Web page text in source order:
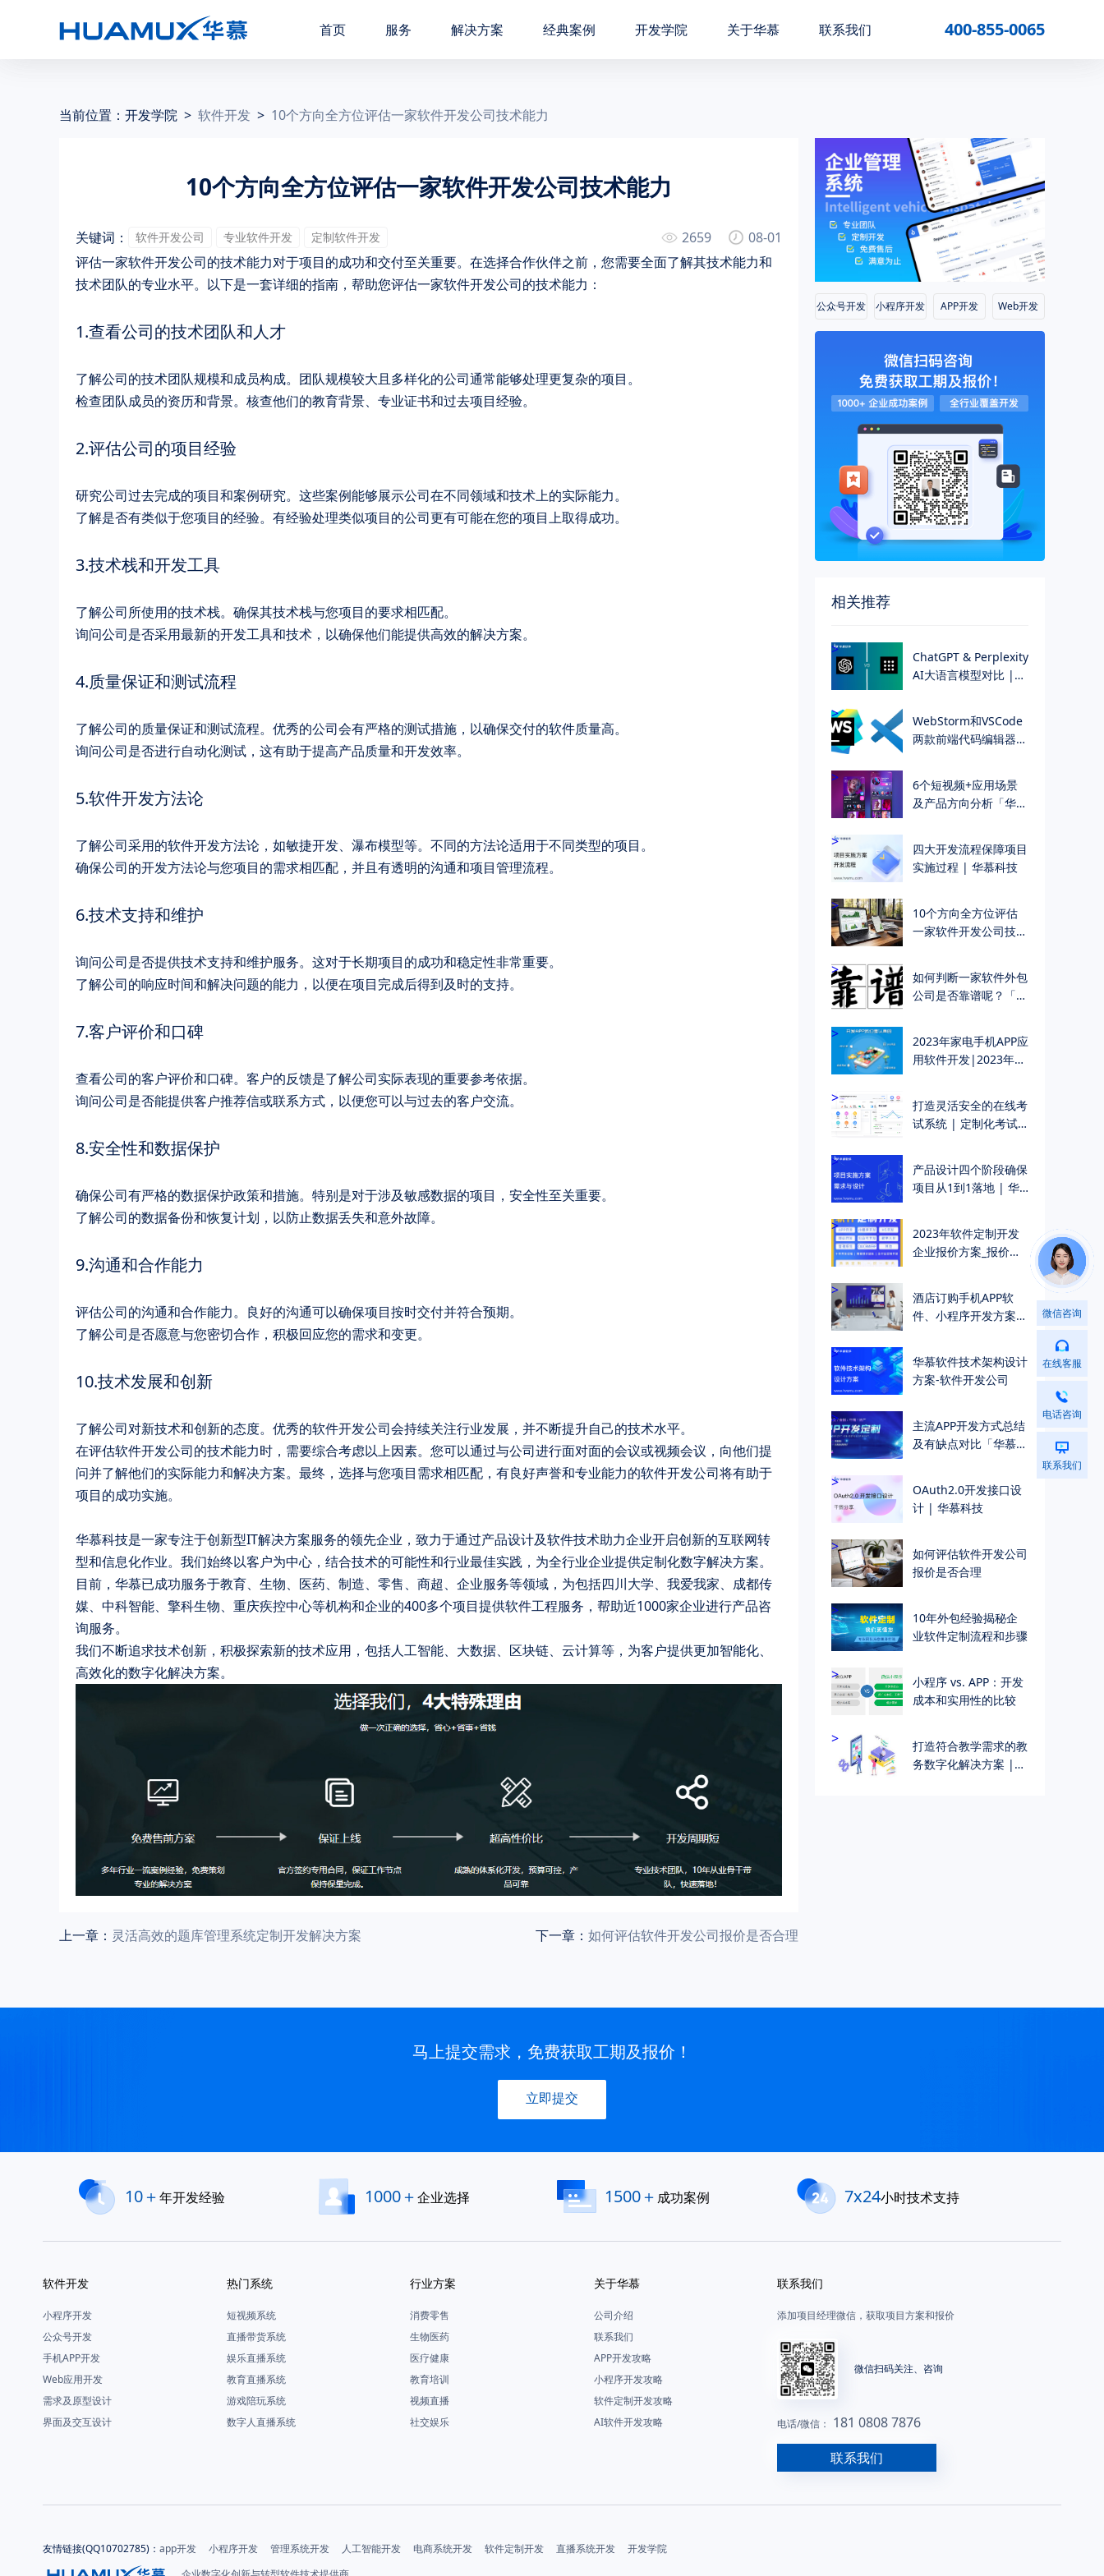
首页 服务 解决方案 经典案例 开发学院 关于华慕 联系我们 400-855-0065
当前位置： 开发学院 > 软件开发 > 10个方向全方位评估一家软件开发公司技术能力
10个方向全方位评估一家软件开发公司技术能力
关键词： 软件开发公司 专业软件开发 定制软件开发 2659
08-01
评估一家软件开发公司的技术能力对于项目的成功和交付至关重要。在选择合作伙伴之前，您需要全面了解其技术能力和
技术团队的专业水平。以下是一套详细的指南，帮助您评估一家软件开发公司的技术能力：
1.查看公司的技术团队和人才
了解公司的技术团队规模和成员构成。团队规模较大且多样化的公司通常能够处理更复杂的项目。
检查团队成员的资历和背景。核查他们的教育背景、专业证书和过去项目经验。
2.评估公司的项目经验
研究公司过去完成的项目和案例研究。这些案例能够展示公司在不同领域和技术上的实际能力。
了解是否有类似于您项目的经验。有经验处理类似项目的公司更有可能在您的项目上取得成功。
3.技术栈和开发工具
了解公司所使用的技术栈。确保其技术栈与您项目的要求相匹配。
询问公司是否采用最新的开发工具和技术，以确保他们能提供高效的解决方案。
4.质量保证和测试流程
了解公司的质量保证和测试流程。优秀的公司会有严格的测试措施，以确保交付的软件质量高。
询问公司是否进行自动化测试，这有助于提高产品质量和开发效率。
5.软件开发方法论
了解公司采用的软件开发方法论，如敏捷开发、瀑布模型等。不同的方法论适用于不同类型的项目。
确保公司的开发方法论与您项目的需求相匹配，并且有透明的沟通和项目管理流程。
6.技术支持和维护
询问公司是否提供技术支持和维护服务。这对于长期项目的成功和稳定性非常重要。
了解公司的响应时间和解决问题的能力，以便在项目完成后得到及时的支持。
7.客户评价和口碑
查看公司的客户评价和口碑。客户的反馈是了解公司实际表现的重要参考依据。
询问公司是否能提供客户推荐信或联系方式，以便您可以与过去的客户交流。
8.安全性和数据保护
确保公司有严格的数据保护政策和措施。特别是对于涉及敏感数据的项目，安全性至关重要。
了解公司的数据备份和恢复计划，以防止数据丢失和意外故障。
9.沟通和合作能力
评估公司的沟通和合作能力。良好的沟通可以确保项目按时交付并符合预期。
了解公司是否愿意与您密切合作，积极回应您的需求和变更。
10.技术发展和创新
了解公司对新技术和创新的态度。优秀的软件开发公司会持续关注行业发展，并不断提升自己的技术水平。
在评估软件开发公司的技术能力时，需要综合考虑以上因素。您可以通过与公司进行面对面的会议或视频会议，向他们提
问并了解他们的实际能力和解决方案。最终，选择与您项目需求相匹配，有良好声誉和专业能力的软件开发公司将有助于
项目的成功实施。
华慕科技是一家专注于创新型IT解决方案服务的领先企业，致力于通过产品设计及软件技术助力企业开启创新的互联网转
型和信息化作业。我们始终以客户为中心，结合技术的可能性和行业最佳实践，为全行业企业提供定制化数字解决方案。
目前，华慕已成功服务于教育、生物、医药、制造、零售、商超、企业服务等领域，为包括四川大学、我爱我家、成都传
媒、中科智能、擎科生物、重庆疾控中心等机构和企业的400多个项目提供软件工程服务，帮助近1000家企业进行产品咨
询服务。
我们不断追求技术创新，积极探索新的技术应用，包括人工智能、大数据、区块链、云计算等，为客户提供更加智能化、
高效化的数字化解决方案。
上一章： 灵活高效的题库管理系统定制开发解决方案 下一章： 如何评估软件开发公司报价是否合理
公众号开发 小程序开发 APP开发 Web开发
相关推荐
>
ChatGPT & Perplexity
AI大语言模型对比 |
>
WebStorm和VSCode
两款前端代码编辑器，
>
6个短视频+应用场景
及产品方向分析「华慕
>
四大开发流程保障项目
实施过程 | 华慕科技
>
10个方向全方位评估
一家软件开发公司技术
>
如何判断一家软件外包
公司是否靠谱呢？「华
>
2023年家电手机APP应
用软件开发|2023年家
>
打造灵活安全的在线考
试系统 | 定制化考试
>
产品设计四个阶段确保
项目从1到1落地 | 华
>
2023年软件定制开发
企业报价方案_报价单
>
酒店订购手机APP软
件、小程序开发方案
>
华慕软件技术架构设计
方案-软件开发公司
>
主流APP开发方式总结
及有缺点对比「华慕软
>
OAuth2.0开发接口设
计 | 华慕科技
>
如何评估软件开发公司
报价是否合理
>
10年外包经验揭秘企
业软件定制流程和步骤
>
小程序 vs. APP：开发
成本和实用性的比较
>
打造符合教学需求的教
务数字化解决方案 |
马上提交需求，免费获取工期及报价！
立即提交
10＋年开发经验 1000＋企业选择 1500＋ 成功案例 7x24小时技术支持
软件开发
小程序开发
公众号开发
手机APP开发
Web应用开发
需求及原型设计
界面及交互设计
热门系统
短视频系统
直播带货系统
娱乐直播系统
教育直播系统
游戏陪玩系统
数字人直播系统
行业方案
消费零售
生物医药
医疗健康
教育培训
视频直播
社交娱乐
关于华慕
公司介绍
联系我们
APP开发攻略
小程序开发攻略
软件定制开发攻略
AI软件开发攻略
联系我们
添加项目经理微信，获取项目方案和报价
微信扫码关注、咨询
电话/微信： 181 0808 7876
联系我们
友情链接(QQ10702785)： app开发 小程序开发 管理系统开发 人工智能开发 电商系统开发 软件定制开发 直播系统开发
开发学院
微信咨询
在线客服
电话咨询
联系我们